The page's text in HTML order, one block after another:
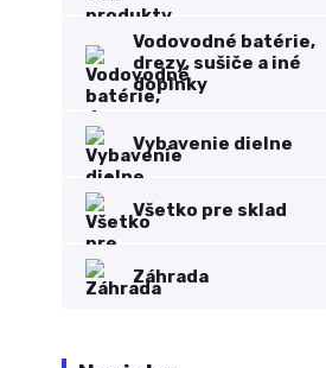
Vodovodné batérie,
drezy, sušiče a iné
doplnky
Vybavenie dielne
Všetko pre sklad
Záhrada